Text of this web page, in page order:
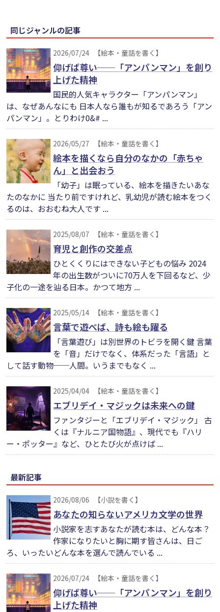
同じジャンルの記事
2026/07/24 【絵本・童話を書く】
仰げば尊い──「アンパンマン」を創り
上げた精神
国民的人気キャラクター「アンパンマン」
は、なぜあんなにも 日本人なら誰もが知るであろう「アン
パンマン」。とりわけ0&# ...
2026/05/27 【絵本・童話を書く】
絵本を描くなら自分のなかの「赤ちゃ
ん」と出会おう
「幼子」は眠っている、絵本を描きたいあな
たのなかに 当たり前ですけれど、乳幼児が読む絵本をつく
るのは、おおむね大人です ...
2025/08/07 【絵本・童話を書く】
育児と創作の交差点
ひとくくりにはできない子どもの悩み 2024
年の出生数がついに70万人を下回るなど、少
子化の一途を辿る日本。かつて地方 ...
2025/05/14 【絵本・童話を書く】
言葉で遊べば、詩も絵も躍る
「言葉遊び」は別世界のトビラを開く鍵 言葉
を「音」だけでなく、体系だった「言語」と
して話す動物──人間。いうまでもなく ...
2025/04/04 【絵本・童話を書く】
エブリデイ・マジックは未来への鍵
ファンタジーと「エブリデイ・マジック」 古
くは『ナルニア国物語』、現代でも『ハリ
ー・ポッター』など、ひとたび火が点けば ...
最新記事
2026/08/06 【小説を書く】
あなたの知らないアメリカ文学の世界
小説家を志すあなたが読む本は、どんな本？
作家になりたいと胸に期す皆さんは、日ご
ろ、いったいどんな本を選んで読んでいる ...
2026/07/24 【絵本・童話を書く】
仰げば尊い──「アンパンマン」を創り
上げた精神